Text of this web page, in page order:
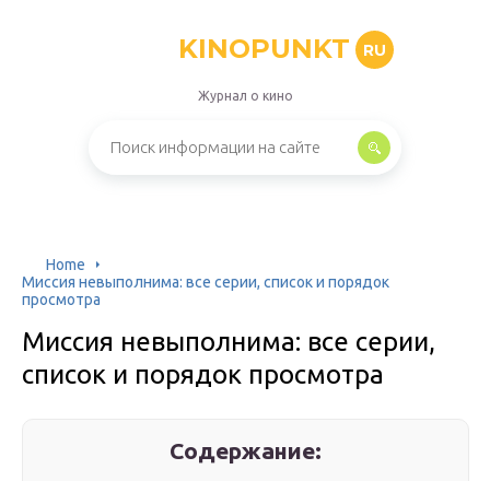
KINOPUNKT RU
Журнал о кино
Home
Миссия невыполнима: все серии, список и порядок
просмотра
Миссия невыполнима: все серии,
список и порядок просмотра
Содержание: